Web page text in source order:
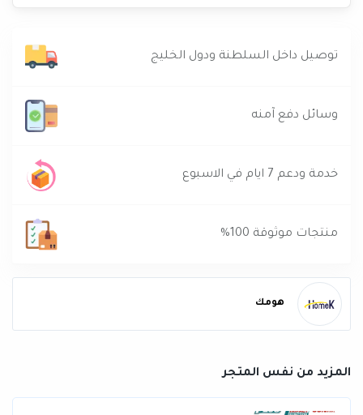
توصيل داخل السلطنة ودول الخليج
وسائل دفع آمنه
خدمة ودعم 7 ايام في الاسبوع
منتجات موثوقة 100%
هومك
المزيد من نفس المتجر